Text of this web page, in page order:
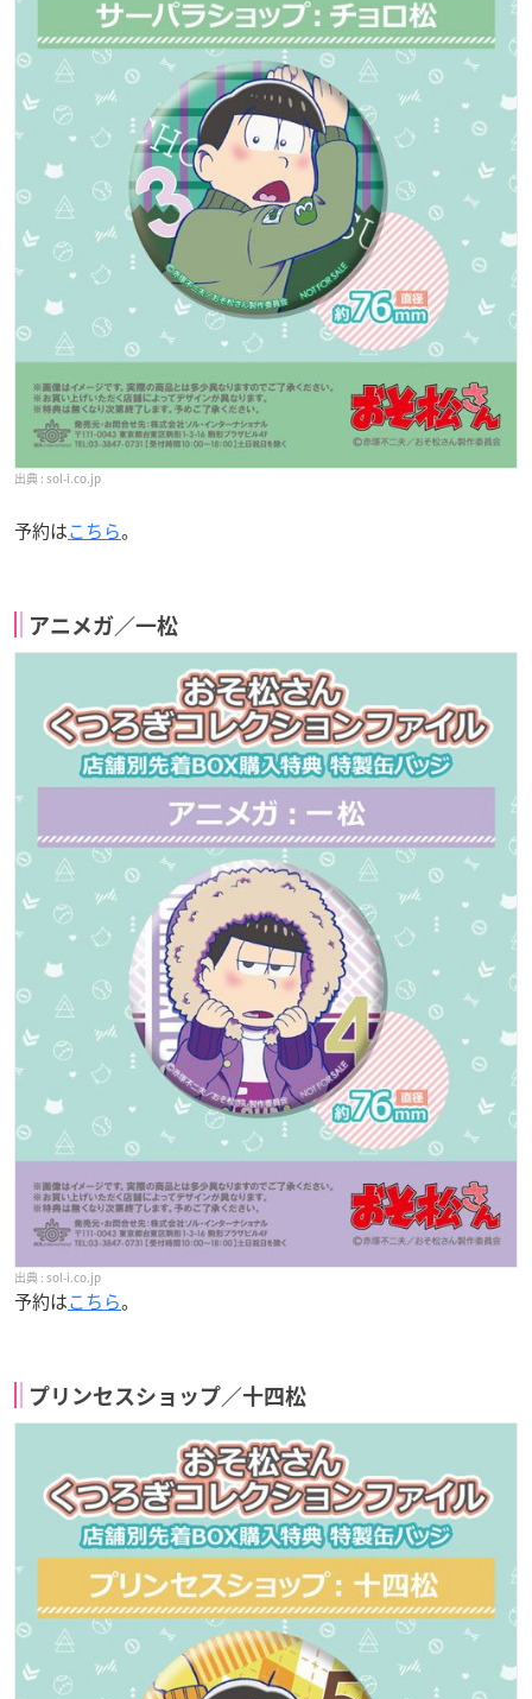
sol-i.co.jp
予約はこちら。
アニメガ／一松
sol-i.co.jp
予約はこちら。
プリンセスショップ／十四松